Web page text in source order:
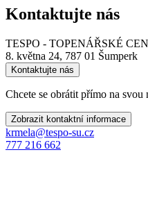
Kontaktujte nás
TESPO - TOPENÁŘSKÉ
8. května 24, 787 01 Šumperk
Kontaktujte nás
Chcete se obrátit přímo na svou
Zobrazit kontaktní informace
krmela@tespo-su.cz
777 216 662